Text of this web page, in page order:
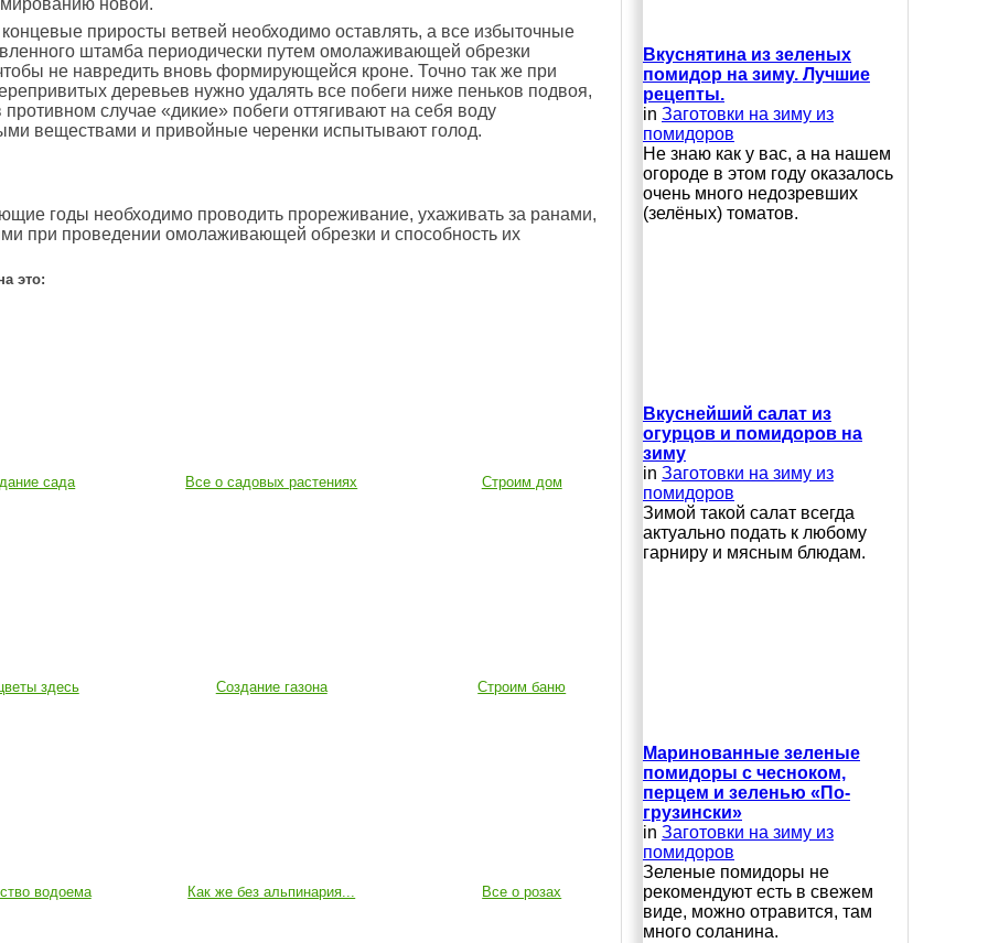
приросты ветвей необходимо оставлять, а все избыточные
штамба периодически путем омолаживающей обрезки
не навредить вновь формирующейся кроне. Точно так же при
деревьев нужно удалять все побеги ниже пеньков подвоя,
противном случае «дикие» побеги оттягивают на себя воду
веществами и привойные черенки испытывают голод.
годы необходимо проводить прореживание, ухаживать за ранами,
при проведении омолаживающей обрезки и способность их
это:
сада Все о садовых растениях Строим дом
здесь Создание газона Строим баню
водоема Как же без альпинария... Все о розах
Вкуснятина из зеленых
помидор на зиму. Лучшие
рецепты.
in Заготовки на зиму из
помидоров
Не знаю как у вас, а на нашем
огороде в этом году оказалось
очень много недозревших
(зелёных) томатов.
Вкуснейший салат из
огурцов и помидоров на
зиму
in Заготовки на зиму из
помидоров
Зимой такой салат всегда
актуально подать к любому
гарниру и мясным блюдам.
Маринованные зеленые
помидоры с чесноком,
перцем и зеленью «По-
грузински»
in Заготовки на зиму из
помидоров
Зеленые помидоры не
рекомендуют есть в свежем
виде, можно отравится, там
много соланина.